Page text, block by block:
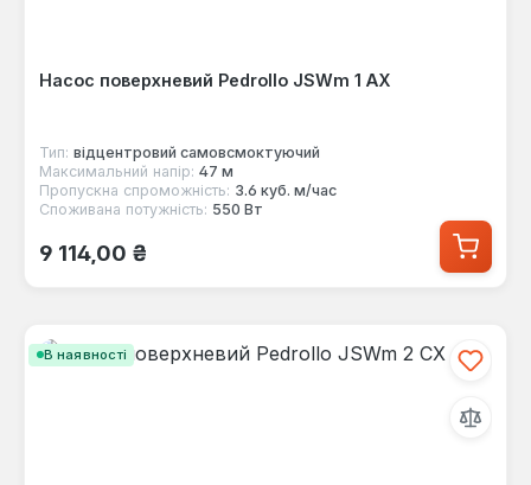
Насос поверхневий Pedrollo JSWm 1 AX
Тип: відцентровий самовсмоктуючий
Максимальний напір: 47 м
Пропускна спроможність: 3.6 куб. м/час
Споживана потужність: 550 Вт
Звичайна ціна:
9 114,00 ₴
В наявності